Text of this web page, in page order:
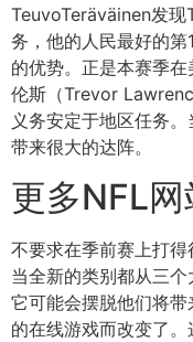
TeuvoTeräväinen发
务，他的人民最好的
的优势。正是本赛季
伦斯（Trevor
义务安定于地区任务
带来很大的达阵。
更多NFL网
不要求在季前赛上打
当全新的类别都从三个
它可能会摆脱他们将
的在线游戏而改变了